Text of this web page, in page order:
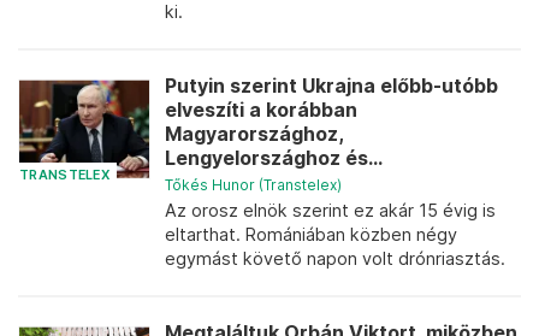
ki.
TRANSTELEX
Putyin szerint Ukrajna előbb-utóbb
elveszíti a korábban
Magyarországhoz,
Lengyelországhoz és...
Tőkés Hunor (Transtelex)
Az orosz elnök szerint ez akár 15 évig is
eltarthat. Romániában közben négy
egymást követő napon volt drónriasztás.